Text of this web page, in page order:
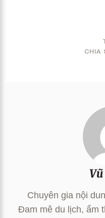
CHIA
Chuyên gia nội
Đam mê du lịch, ẩm